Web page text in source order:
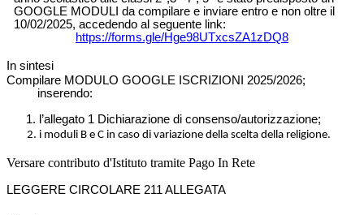
GOOGLE MODULI da compilare e inviare entro e non oltre il
10/02/2025, accedendo al seguente link:
https://forms.gle/Hge98UTxcsZA1zDQ8
In sintesi
Compilare MODULO GOOGLE ISCRIZIONI 2025/2026;
inserendo:
l’allegato 1 Dichiarazione di consenso/autorizzazione;
i moduli B e C in caso di variazione della scelta della religione.
Versare contributo d'Istituto tramite Pago In Rete
LEGGERE CIRCOLARE 211 ALLEGATA